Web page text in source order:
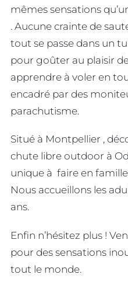
mêmes sensations
. Aucune crainte de
tout se passe dans un
pour goûter au plaisir
apprendre à voler en
encadré par des
parachutisme.
Situé à Montpellier ,
chute libre outdoor à
unique à faire en
Nous accueillons les
ans.
Enfin n’hésitez plus !
pour des sensations
tout le monde.